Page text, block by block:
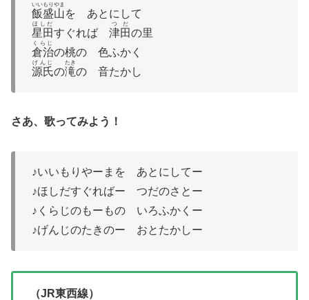
飯盛山
いいもりやま
を あとにして
星田
ほしだ
すぐれば 津田
つだ
の里
倉治
くらじ
の桃の 色ふかく
源氏
げんじ
の滝
たき
の 音たかし
さあ、歌ってみよう！
♪いいもりやーまを あとにしてー
♪ほしだすぐればー つだのさとー
♪くらじのもーもの いろふかくー
♪げんじのたきのー おとたかしー
（JR東西線）